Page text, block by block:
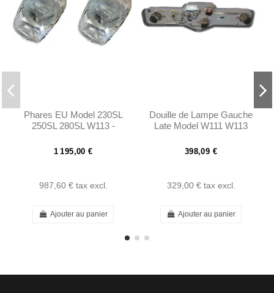
Phares EU Model 230SL
250SL 280SL W113 -
1 195,00 €
987,60 € tax excl.
Ajouter au panier
Douille de Lampe Gauche
Late Model W111 W113
398,09 €
329,00 € tax excl.
Ajouter au panier